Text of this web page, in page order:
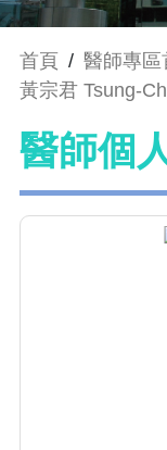
首頁 / 醫師專區
黃宗君 Tsung-
醫師個